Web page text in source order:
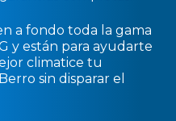
a fondo toda la gama
y están para ayudarte
climatice tu
sin disparar el